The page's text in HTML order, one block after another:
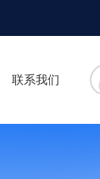
联系我们